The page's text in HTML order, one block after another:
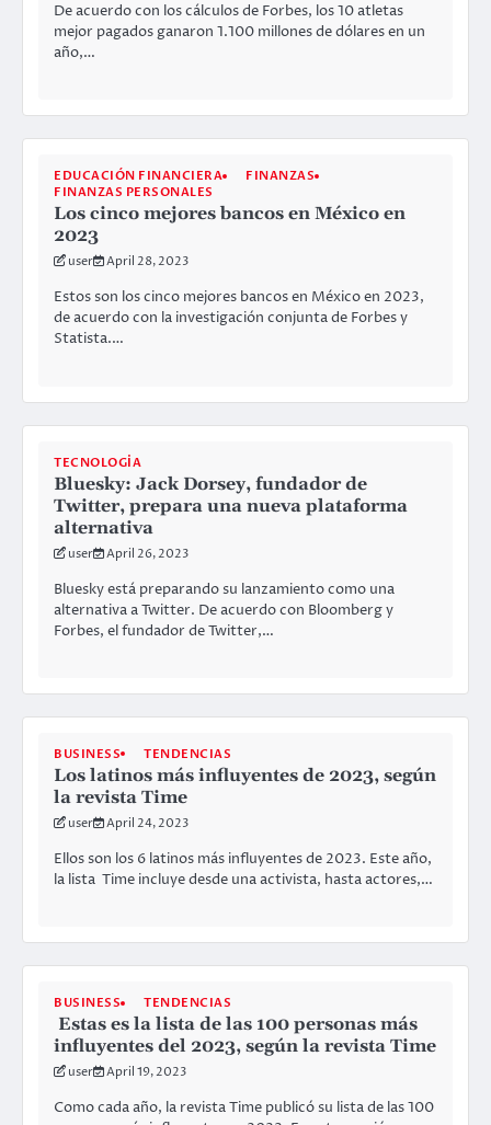
De acuerdo con los cálculos de Forbes, los 10 atletas
mejor pagados ganaron 1.100 millones de dólares en un
año,…
EDUCACIÓN FINANCIERA
FINANZAS
FINANZAS PERSONALES
Los cinco mejores bancos en México en
2023
user April 28, 2023
Estos son los cinco mejores bancos en México en 2023,
de acuerdo con la investigación conjunta de Forbes y
Statista.…
TECNOLOGÍA
Bluesky: Jack Dorsey, fundador de
Twitter, prepara una nueva plataforma
alternativa
user April 26, 2023
Bluesky está preparando su lanzamiento como una
alternativa a Twitter. De acuerdo con Bloomberg y
Forbes, el fundador de Twitter,…
BUSINESS TENDENCIAS
Los latinos más influyentes de 2023, según
la revista Time
user April 24, 2023
Ellos son los 6 latinos más influyentes de 2023. Este año,
la lista Time incluye desde una activista, hasta actores,…
BUSINESS TENDENCIAS
Estas es la lista de las 100 personas más
influyentes del 2023, según la revista Time
user April 19, 2023
Como cada año, la revista Time publicó su lista de las 100